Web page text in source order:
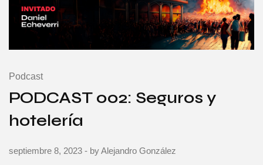
Podcast
PODCAST 002: Seguros y
hotelería
septiembre 8, 2023 - byAlejandro González